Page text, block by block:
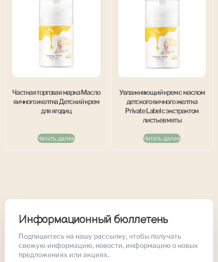
Частная торговая марка Масло
яичного желтка Детский крем
для ягодиц
Читать далее
Увлажняющий крем с маслом
детского яичного желтка
Private Label с экстрактом
листьев мяты
Читать далее
Информационный бюллетень
Подпишитесь на нашу рассылку, чтобы получать
свежую информацию, новости, информацию о новых
предложениях или акциях.